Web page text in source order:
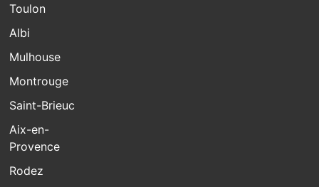
Toulon
Albi
Mulhouse
Montrouge
Saint-Brieuc
Aix-en-
Provence
Rodez